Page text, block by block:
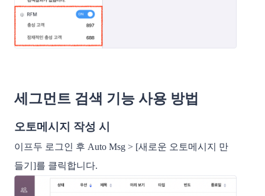
세그먼트 검색 기능 사용 방법
오토메시지 작성 시
이프두 로그인 후 Auto Msg > [새로운 오토메시지 만
들기]를 클릭합니다.